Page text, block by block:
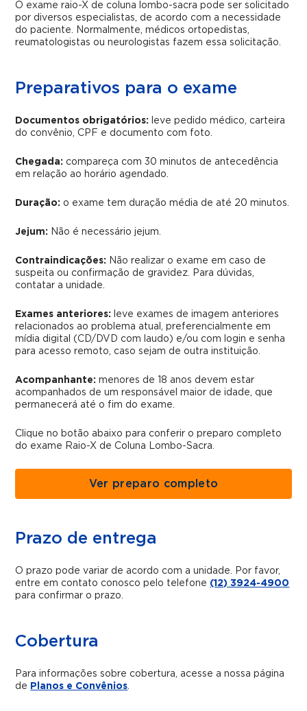
O exame raio-X de coluna lombo-sacra pode ser solicitado
por diversos especialistas, de acordo com a necessidade
do paciente. Normalmente, médicos ortopedistas,
reumatologistas ou neurologistas fazem essa solicitação.
Preparativos para o exame
Documentos obrigatórios:
leve pedido médico, carteira
do convênio, CPF e documento com foto.
Chegada: compareça com 30 minutos de antecedência
em relação ao horário agendado.
Duração: o exame tem duração média de até 20 minutos.
Jejum: Não é necessário jejum.
Contraindicações: Não realizar o exame em caso de
suspeita ou confirmação de gravidez. Para dúvidas,
contatar a unidade.
Exames anteriores:
leve exames de imagem anteriores
relacionados ao problema atual, preferencialmente em
mídia digital (CD/DVD com laudo) e/ou com login e senha
para acesso remoto, caso sejam de outra instituição.
Acompanhante: menores de 18 anos devem estar
acompanhados de um responsável maior de idade, que
permanecerá até o fim do exame.
Clique no botão abaixo para conferir o preparo completo
do exame Raio-X de Coluna Lombo-Sacra.
Ver preparo completo
Prazo de entrega
O prazo pode variar de acordo com a unidade. Por favor,
entre em contato conosco pelo telefone (12) 3924-4900
para confirmar o prazo.
Cobertura
Para informações sobre cobertura, acesse a nossa página
de Planos e Convênios.